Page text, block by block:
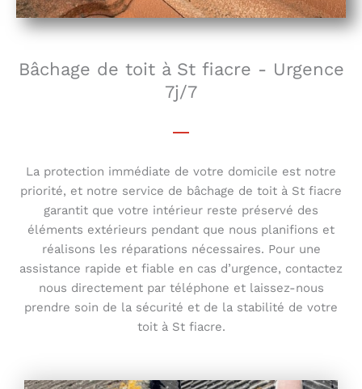
Bâchage de toit à St fiacre - Urgence
7j/7
La protection immédiate de votre domicile est notre
priorité, et notre service de bâchage de toit à St fiacre
garantit que votre intérieur reste préservé des
éléments extérieurs pendant que nous planifions et
réalisons les réparations nécessaires. Pour une
assistance rapide et fiable en cas d’urgence, contactez
nous directement par téléphone et laissez-nous
prendre soin de la sécurité et de la stabilité de votre
toit à St fiacre.